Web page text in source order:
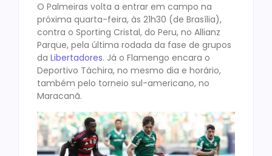
O Palmeiras volta a entrar em campo na
próxima quarta-feira, às 21h30 (de Brasília),
contra o Sporting Cristal, do Peru, no Allianz
Parque, pela última rodada da fase de grupos
da Libertadores. Já o Flamengo encara o
Deportivo Táchira, no mesmo dia e horário,
também pelo torneio sul-americano, no
Maracanã.